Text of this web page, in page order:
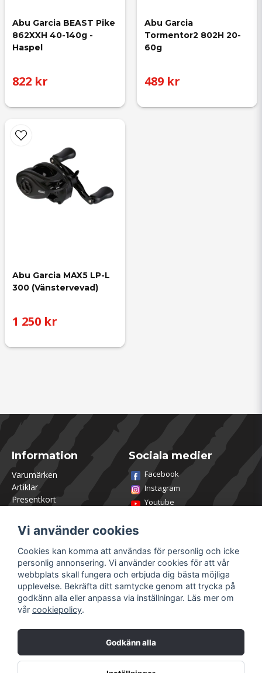
Abu Garcia BEAST Pike
862XXH 40-140g -
Haspel
822 kr
Abu Garcia
Tormentor2 802H 20-
60g
489 kr
Abu Garcia MAX5 LP-L
300 (Vänstervevad)
1 250 kr
Information
Varumärken
Artiklar
Presentkort
Om Utklasad
Team Utklasad
Recensera och vinn
Öppettider Lagershop
Jobba hos oss
Returer
Villkor & Policy
Sociala medier
Facebook
Instagram
Youtube
Registrera dig
Glömt lösenord?
Vi använder cookies
Cookies kan komma att användas för personlig och icke
personlig annonsering. Vi använder cookies för att vår
webbplats skall fungera och erbjuda dig bästa möjliga
upplevelse. Bekräfta ditt samtycke genom att trycka på
godkänn alla eller anpassa via inställningar. Läs mer om
vår cookiepolicy.
Godkänn alla